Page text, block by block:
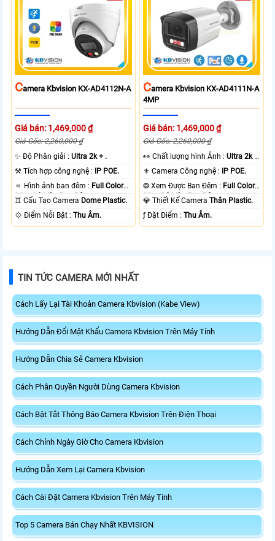
CAmera Kbvision KX-AD4112N-A
Giá bán: 1,469,000 ₫
Giá Gốc: 2,260,000 ₫
✨ Độ Phân giải :Ultra 2k + .
⚒ Tích hợp công nghệ : IP POE.
🔅 Hình ảnh ban đêm : Full Color
30m Có Màu Ban Ðêm.
♊ Cấu Tạo Camera Dome Plastic.
️💠 Điểm Nỗi Bật :Thu Âm.
CAmera Kbvision KX-AD4111N-A
4MP
Giá bán: 1,469,000 ₫
Giá Gốc: 2,260,000 ₫
️👀 Chất lượng hình Ảnh :Ultra 2k +
⚜️ Camera Công nghệ : IP POE.
❂ Xem Được Ban Đêm : Full Color
30m Có Màu Ban Ðêm.
💎 Thiết Kế CameraThân Plastic.
️ƒ Đặt Điểm :Thu Âm.
TIN TỨC CAMERA MỚI NHẤT
Cách Lấy Lại Tài Khoản Camera Kbvision (Kabe View)
Hướng Dẫn Đổi Mật Khẩu Camera Kbvision Trên Máy Tính
Hướng Dẫn Chia Sẻ Camera Kbvision
Cách Phân Quyền Người Dùng Camera Kbvision
Cách Bật Tắt Thông Báo Camera Kbvision Trên Điện Thoại
Cách Chỉnh Ngày Giờ Cho Camera Kbvision
Hướng Dẫn Xem Lại Camera Kbvision
Cách Cài Đặt Camera Kbvision Trên Máy Tính
Top 5 Camera Bán Chạy Nhất KBVISION